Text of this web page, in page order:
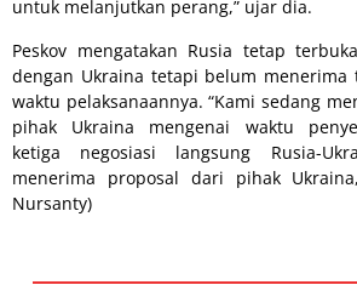
untuk melanjutkan perang,” ujar dia.
Peskov mengatakan Rusia tetap
dengan Ukraina tetapi belum menerima
waktu pelaksanaannya. “Kami sedang
pihak Ukraina mengenai waktu
ketiga negosiasi langsung Rusia-
menerima proposal dari pihak
Nursanty)